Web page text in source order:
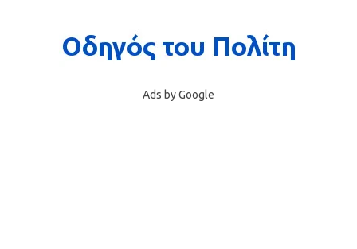
Ads by Google